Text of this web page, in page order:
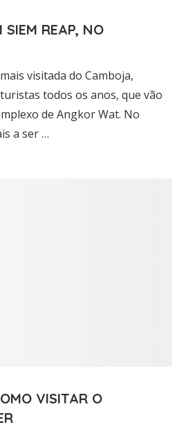
SIEM REAP, NO
visitada do Camboja,
todos os anos, que vão
de Angkor Wat. No
a ser …
VISITAR O